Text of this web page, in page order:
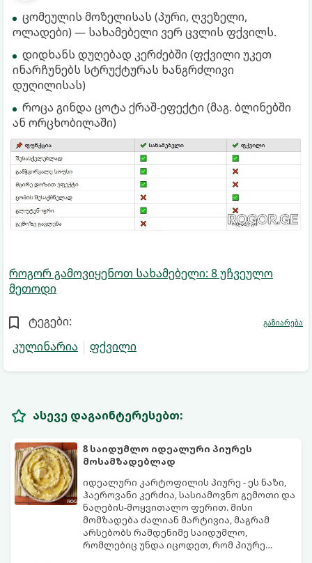
ცომეულის მოზელისას (პური, ღვეზელი,
ოლადები) — სახამებელი ვერ ცვლის ფქვილს.
დიდხანს დუღებად კერძებში (ფქვილი უკეთ
ინარჩუნებს სტრუქტურას ხანგრძლივი
დუღილისას)
როცა გინდა ცოტა ქრაშ-ეფექტი (მაგ. ბლინებში
ან ორცხობილაში)
როგორ გამოვიყენოთ სახამებელი: 8 უჩვეულო
მეთოდი
ტეგები:
კულინარია
ფქვილი
გაზიარება
ასევე დაგაინტერესებთ:
8 საიდუმლო იდეალური პიურეს
მოსამზადებლად
იდეალური კარტოფილის პიურე - ეს ნაზი,
ჰაეროვანი კერძია, სასიამოვნო გემოთი და
ნაღების-მოყვითალო ფერით. მისი
მომზადება ძალიან მარტივია, მაგრამ
არსებობს რამდენიმე საიდუმლო,
რომლებიც უნდა იცოდეთ, რომ პიურე